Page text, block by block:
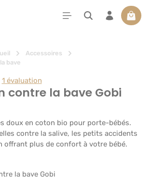
Le
Accessoires
bave
5 sur 5 étoiles
1 évaluation
contre la bave Gobi
doux en coton bio pour porte-bébés.
contre la salive, les petits accidents
offrant plus de confort à votre bébé.
d'images